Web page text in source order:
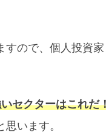
ので、個人投資
セクターはこれだ
います。